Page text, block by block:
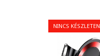
NINCS KÉSZLETEN